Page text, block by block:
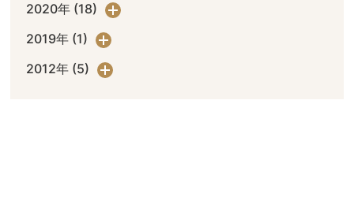
2020年 (18)
2019年 (1)
2012年 (5)